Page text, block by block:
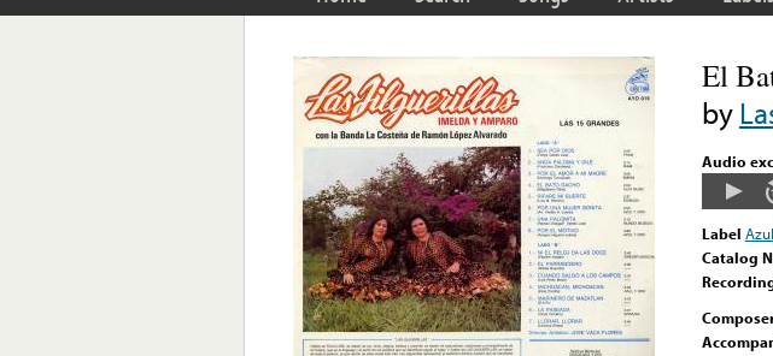
El
by
Audio
Label
Catalog